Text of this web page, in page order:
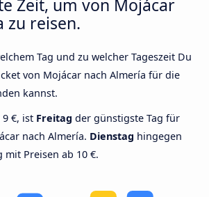
Zeit, um von Mojácar
zu reisen.
Tag und zu welcher Tageszeit Du
von Mojácar nach Almería für die
kannst.
€, ist Freitag der günstigste Tag für
nach Almería. Dienstag hingegen
mit Preisen ab 10 €.